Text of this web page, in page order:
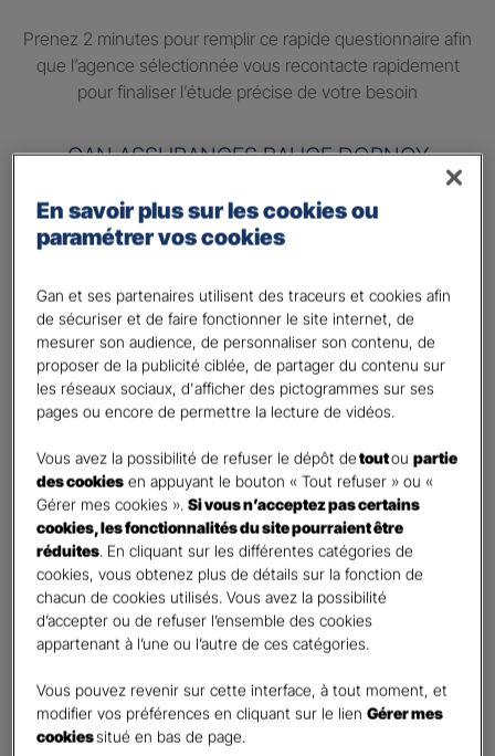
Prenez 2 minutes pour remplir ce rapide questionnaire afin
que l’agence sélectionnée vous recontacte rapidement
pour finaliser l’étude précise de votre besoin
GAN ASSURANCES BAUGE DORNOY
Information sur votre besoin :
Préparer ma retraite
Percevoir un complément de revenu régulier à la
retraite
Percevoir un capital
Autre besoin
Etes-vous déjà titulaire d’un contrat Retraite ? *
Oui
Non
Quel est votre statut professionnel ?*
TNS (Travailleur non salarié)
Salarié
Le saviez-vous ?
Le PER individuel est un produit d'épargne à long terme qui vous permet d'obtenir une
En savoir plus sur les cookies ou
paramétrer vos cookies
Gan et ses partenaires utilisent des traceurs et cookies afin
de sécuriser et de faire fonctionner le site internet, de
mesurer son audience, de personnaliser son contenu, de
proposer de la publicité ciblée, de partager du contenu sur
les réseaux sociaux, d'afficher des pictogrammes sur ses
pages ou encore de permettre la lecture de vidéos.
Vous avez la possibilité de refuser le dépôt detoutoupartie
des cookies en appuyant le bouton « Tout refuser » ou «
Gérer mes cookies ».Si vous n’acceptez pas certains
cookies, les fonctionnalités du site pourraient être
réduites. En cliquant sur les différentes catégories de
cookies, vous obtenez plus de détails sur la fonction de
chacun de cookies utilisés. Vous avez la possibilité
d’accepter ou de refuser l’ensemble des cookies
appartenant à l’une ou l’autre de ces catégories.
Vous pouvez revenir sur cette interface, à tout moment, et
modifier vos préférences en cliquant sur le lienGérer mes
cookiessitué en bas de page.